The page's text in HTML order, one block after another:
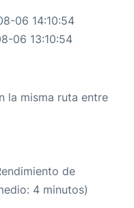
06 14:10:54
06 13:10:54
la misma ruta entre
de
4 minutos)